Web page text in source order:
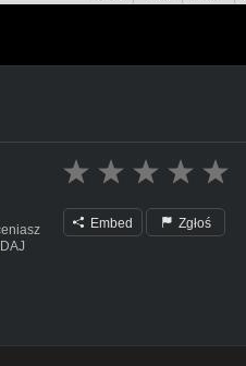
Embed Zgłoś